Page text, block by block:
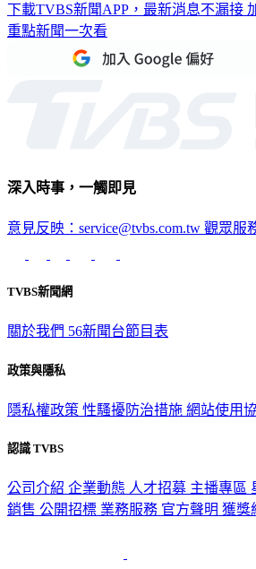
下載TVBS新聞APP，最新消息不漏接
重點新聞一次看
深入時事，一觸即見
意見反映：service@tvbs.com.tw 觀眾服
TVBS新聞網
關於我們 56新聞台節目表
政策與隱私
隱私權政策 性騷擾防治措施 網站使用
認識 TVBS
公司介紹 企業動態 人才招募 主播專區
銷售 公開招標 業務服務 官方聲明 獲獎